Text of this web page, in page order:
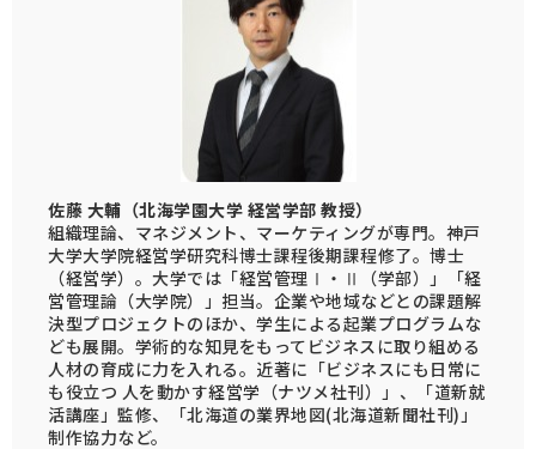
佐藤 大輔（北海学園大学 経営学部 教授）
組織理論、マネジメント、マーケティングが専門。神戸
大学大学院経営学研究科博士課程後期課程修了。博士
（経営学）。大学では「経営管理Ⅰ・Ⅱ（学部）」「経
営管理論（大学院）」担当。企業や地域などとの課題解
決型プロジェクトのほか、学生による起業プログラムな
ども展開。学術的な知見をもってビジネスに取り組める
人材の育成に力を入れる。近著に「ビジネスにも日常に
も役立つ 人を動かす経営学（ナツメ社刊）」、「道新就
活講座」監修、「北海道の業界地図(北海道新聞社刊)」
制作協力など。